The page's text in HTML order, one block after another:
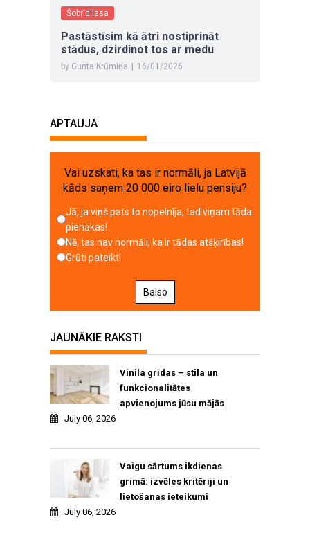
Šobrīd lasa
Pastāstīsim kā ātri nostiprināt
stādus, dzirdinot tos ar medu
by Gunta Krūmiņa 16/01/2026
APTAUJA
Vai uzskati, ka tas ir normāli, ja Latvijā
kāds saņem 20 000 eiro lielu pensiju?
Jā, ja viņš pats to nopelnīja, tad viņam tāda
pienākas!
Nē, tas nav normāli, ka ir tādas atšķirības!
Grūti pateikt!
Balso
JAUNĀKIE RAKSTI
Vinila grīdas – stila un
funkcionalitātes
apvienojums jūsu mājās
July 06, 2026
Vaigu sārtums ikdienas
grimā: izvēles kritēriji un
lietošanas ieteikumi
July 06, 2026